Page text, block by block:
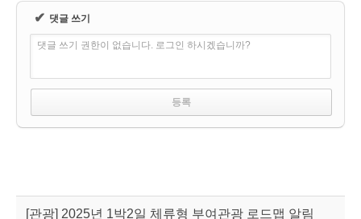
✔ 댓글 쓰기
댓글 쓰기 권한이 없습니다. 로그인 하시겠습니까?
[관광] 2025년 1박2일 체류형 부여관광 로드맵 알림